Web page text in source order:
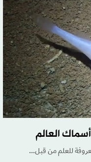
العالم
للعلم من قبل...